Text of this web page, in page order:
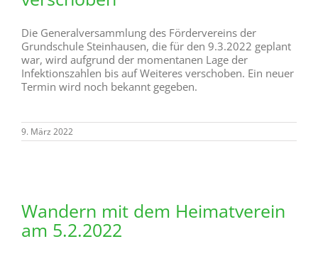
Die Generalversammlung des Fördervereins der
Grundschule Steinhausen, die für den 9.3.2022 geplant
war, wird aufgrund der momentanen Lage der
Infektionszahlen bis auf Weiteres verschoben. Ein neuer
Termin wird noch bekannt gegeben.
9. März 2022
Wandern mit dem Heimatverein
am 5.2.2022